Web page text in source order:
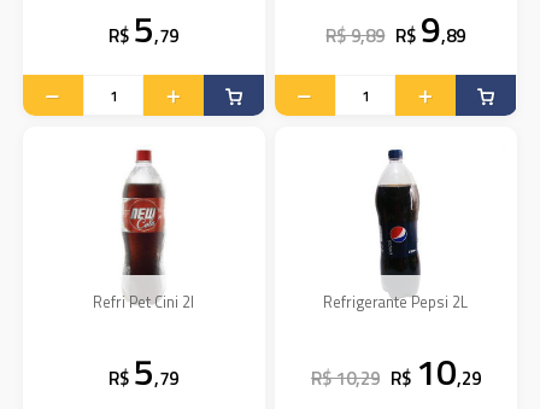
R$ 5,79 R$ 9,89 R$ 9,89
Refri Pet Cini 2l
R$ 5,79
Refrigerante Pepsi 2L
R$ 10,29 R$ 10,29